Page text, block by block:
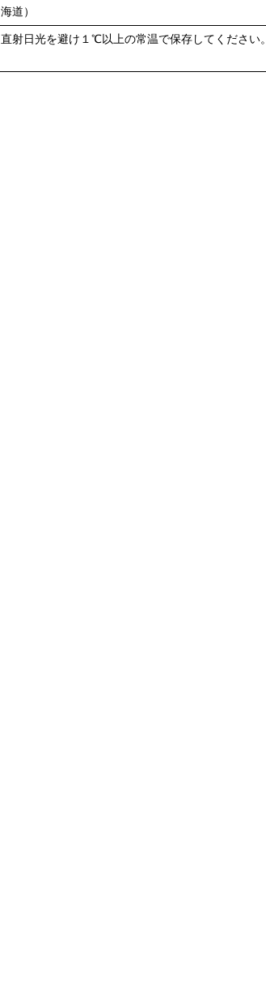
海道）
直射日光を避け１℃以上の常温で保存してください。